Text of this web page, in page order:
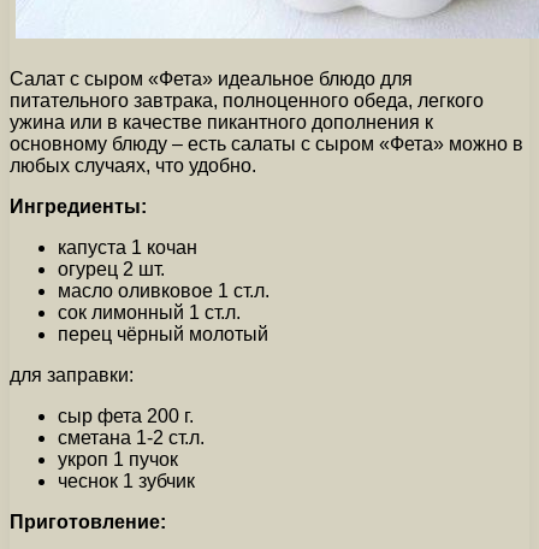
Салат с сыром «Фета» идеальное блюдо для
питательного завтрака, полноценного обеда, легкого
ужина или в качестве пикантного дополнения к
основному блюду – есть салаты с сыром «Фета» можно в
любых случаях, что удобно.
Ингредиенты:
капуста 1 кочан
огурец 2 шт.
масло оливковое 1 ст.л.
сок лимонный 1 ст.л.
перец чёрный молотый
для заправки:
сыр фета 200 г.
сметана 1-2 ст.л.
укроп 1 пучок
чеснок 1 зубчик
Приготовление: